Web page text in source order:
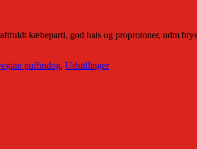
kæbeparti, god hals og proprotoner, udm
puffindog, Udstillinger